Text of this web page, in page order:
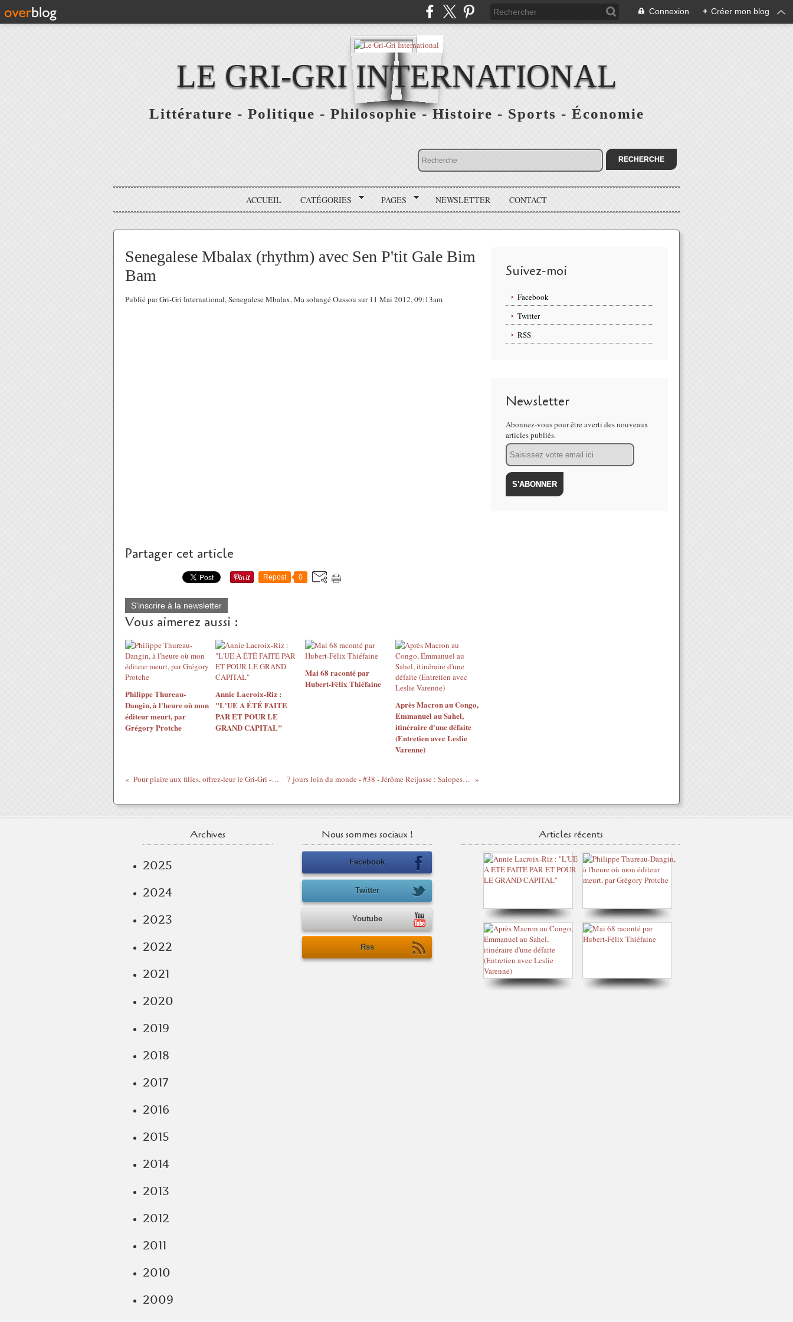
Connexion + Créer mon blog
LE GRI-GRI INTERNATIONAL
Littérature - Politique - Philosophie - Histoire - Sports - Économie
ACCUEIL CATÉGORIES PAGES NEWSLETTER CONTACT
Senegalese Mbalax (rhythm) avec Sen P'tit Gale Bim
Bam
Publié par Gri-Gri International, Senegalese Mbalax, Ma solangé Oussou sur 11 Mai 2012, 09:13am
Partager cet article
Repost 0
S'inscrire à la newsletter
Vous aimerez aussi :
Philippe Thureau-
Dangin, à l'heure où mon
éditeur meurt, par
Grégory Protche
Annie Lacroix-Riz :
"L'UE A ÉTÉ FAITE
PAR ET POUR LE
GRAND CAPITAL"
Mai 68 raconté par
Hubert-Félix Thiéfaine
Après Macron au Congo,
Emmanuel au Sahel,
itinéraire d'une défaite
(Entretien avec Leslie
Varenne)
Pour plaire aux filles, offrez-leur le Gri-Gri - version Les Galliets 7 jours loin du monde - #38 - Jérôme Reijasse : Salopes ! Vautours ! Vainqueurs !
Suivez-moi
Facebook
Twitter
RSS
Newsletter
Abonnez-vous pour être averti des nouveaux
articles publiés.
Email
Archives
2025
2024
2023
2022
2021
2020
2019
2018
2017
2016
2015
2014
2013
2012
2011
2010
2009
Nous sommes sociaux !
Facebook
Twitter
Youtube
Rss
Articles récents